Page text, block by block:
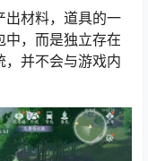
出材料，道具的一
中，而是独立存在
，并不会与游戏内